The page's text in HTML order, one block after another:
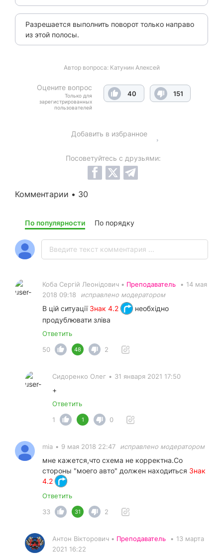
Разрешается выполнить поворот только направо
из этой полосы.
Автор вопроса: Катунин Алексей
Оцените вопрос
Только для
зарегистрированных
пользователей
40 151
Добавить в избранное
Посоветуйтесь с друзьями:
Комментарии • 30
По популярности По порядку
Коба Сергій Леонідович • Преподаватель • 14 мая
2018 09:18
исправлено модератором
В цій ситуації Знак 4.2
необхідно
продублювати зліва
Ответить
50
48 2
Сидоренко Олег • 31 января 2021 17:50
+
Ответить
1
1 0
mia • 9 мая 2018 22:47 исправлено модератором
мне кажется,что схема не корректна.Со
стороны "моего авто" должен находиться Знак
4.2
Ответить
33
31 2
Антон Вікторович • Преподаватель • 13 марта
2021 16:22